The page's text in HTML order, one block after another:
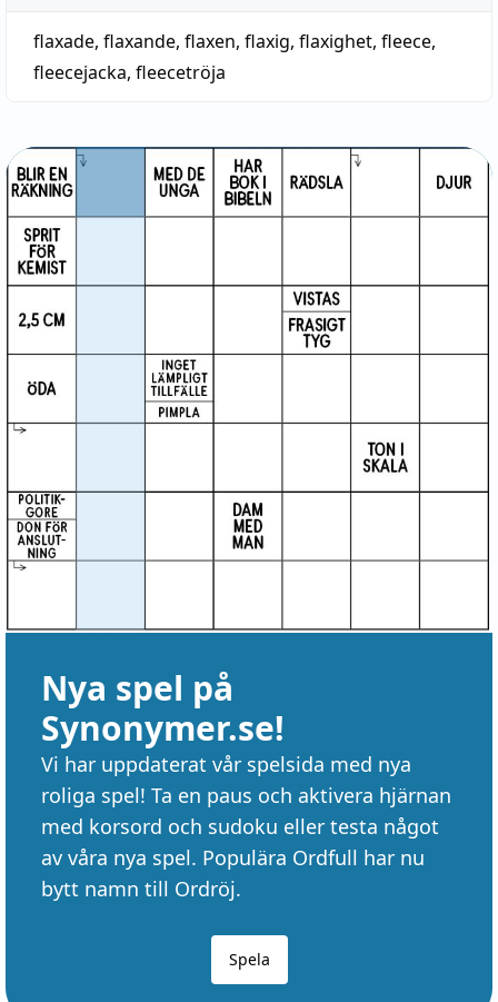
flaxade, flaxande, flaxen, flaxig, flaxighet, fleece,
fleecejacka, fleecetröja
Nya spel på
Synonymer.se!
Vi har uppdaterat vår spelsida med nya
roliga spel! Ta en paus och aktivera hjärnan
med korsord och sudoku eller testa något
av våra nya spel. Populära Ordfull har nu
bytt namn till Ordröj.
Spela